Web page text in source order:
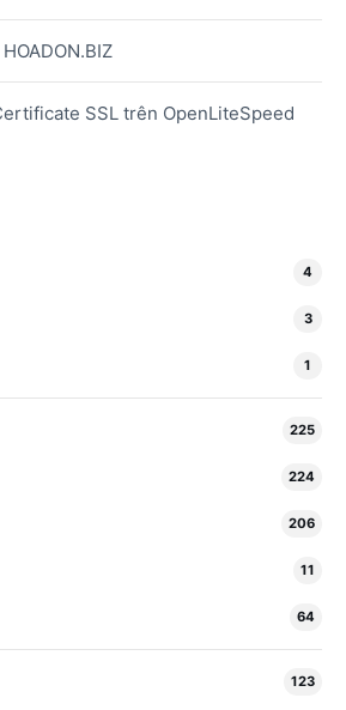
SSL trên OpenLiteSpeed
4
3
1
225
224
206
11
64
123